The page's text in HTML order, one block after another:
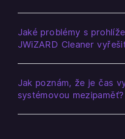
Jaké problémy s
JWiZARD Cleaner
Jak poznám, že je čas
systémovou mezipaměť?